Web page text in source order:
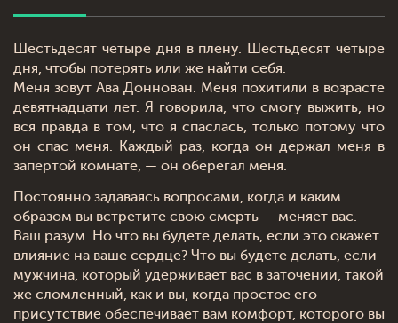
Шестьдесят четыре дня в плену. Шестьдесят четыре
дня, чтобы потерять или же найти себя.
Меня зовут Ава Доннован. Меня похитили в возрасте
девятнадцати лет. Я говорила, что смогу выжить, но
вся правда в том, что я спаслась, только потому что
он спас меня. Каждый раз, когда он держал меня в
запертой комнате, — он оберегал меня.
Постоянно задаваясь вопросами, когда и каким
образом вы встретите свою смерть — меняет вас.
Ваш разум. Но что вы будете делать, если это окажет
влияние на ваше сердце? Что вы будете делать, если
мужчина, который удерживает вас в заточении, такой
же сломленный, как и вы, когда простое его
присутствие обеспечивает вам комфорт, которого вы